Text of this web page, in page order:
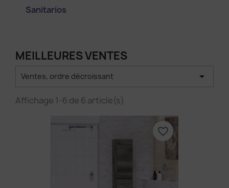
Sanitarios
MEILLEURES VENTES
Ventes, ordre décroissant 
Affichage 1-6 de 6 article(s)
favorite_border